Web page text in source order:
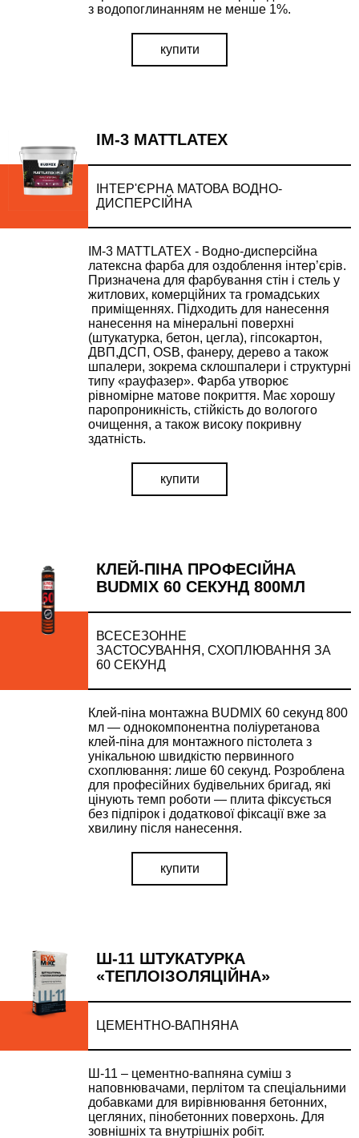
УТОЧНИТИ ЦІНУ
наш менеджер зв'яжеться з вами у
найблищий час
з водопоглинанням не менше 1%.
купити
IM-3 MATTLATEX
ІНТЕР'ЄРНА МАТОВА ВОДНО-
ДИСПЕРСІЙНА
IM-3 MATTLATEX - Водно-дисперсійна
латексна фарба для оздоблення інтер’єрів.
Призначена для фарбування стін і стель у
житлових, комерційних та громадських
приміщеннях. Підходить для нанесення
нанесення на мінеральні поверхні
(штукатурка, бетон, цегла), гіпсокартон,
ДВП,ДСП, OSB, фанеру, дерево а також
шпалери, зокрема склошпалери і структурні
типу «рауфазер». Фарба утворює
рівномірне матове покриття. Має хорошу
паропроникність, стійкість до вологого
очищення, а також високу покривну
здатність.
купити
КЛЕЙ-ПІНА ПРОФЕСІЙНА
BUDMIX 60 СЕКУНД 800МЛ
ВСЕСЕЗОННЕ
ЗАСТОСУВАННЯ, СХОПЛЮВАННЯ ЗА
60 СЕКУНД
Клей-піна монтажна BUDMIX 60 секунд 800
мл — однокомпонентна поліуретанова
клей-піна для монтажного пістолета з
унікальною швидкістю первинного
схоплювання: лише 60 секунд. Розроблена
для професійних будівельних бригад, які
цінують темп роботи — плита фіксується
без підпірок і додаткової фіксації вже за
хвилину після нанесення.
купити
Ш-11 ШТУКАТУРКА
«ТЕПЛОІЗОЛЯЦІЙНА»
ЦЕМЕНТНО-ВАПНЯНА
Ш-11 – цементно-вапняна суміш з
наповнювачами, перлітом та спеціальними
добавками для вирівнювання бетонних,
цегляних, пінобетонних поверхонь. Для
зовнішніх та внутрішніх робіт.
ВІДПРАВИТИ ЗАПИТ
Залиште Ваші контактні дані та ми зв'яжемось з Вами
найближчим часом.